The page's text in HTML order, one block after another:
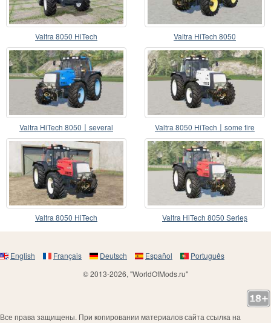
Valtra 8050 HiTech Valtra HiTech 8050
Valtra HiTech 8050〡several
different colors
Valtra 8050 HiTech〡some tire
options
Valtra 8050 HiTech Valtra HiTech 8050 Serieʂ
English Français Deutsch Español
Português
© 2013-2026, "WorldOfMods.ru"
Все права защищены. При копировании материалов сайта ссылка на